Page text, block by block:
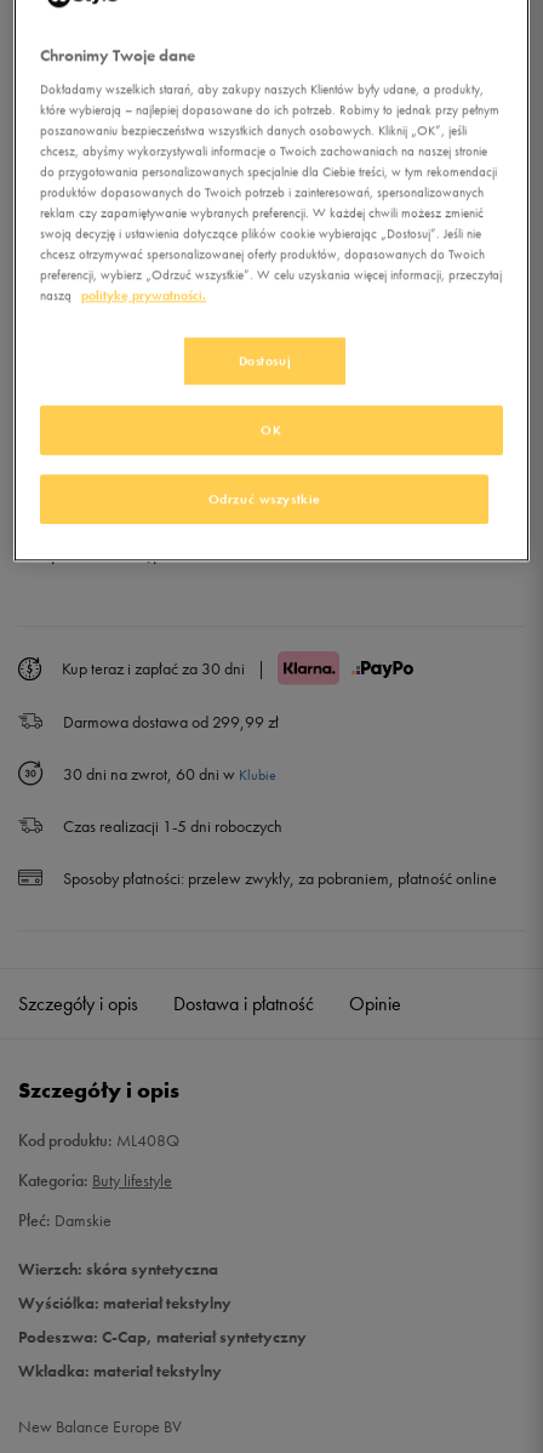
NEW BALANCE ML408
5.0(108)
256,49złz Vat
+ 1350 PKT WKLUBIE 50 STYLE
Kolor:beżowy
38 23,5 cm
38,5 24 cm
39,5 24,5 cm
DODAJ DO KOSZYKA
Kup teraz i zapłać za 30 dni |
Darmowa dostawa od 299,99 zł
30 dni na zwrot, 60 dni w Klubie
Czas realizacji 1-5 dni roboczych
Sposoby płatności: przelew zwykły, za pobraniem, płatność online
Szczegóły i opis Dostawa i płatność Opinie
Szczegóły i opis
Kod produktu: ML408Q
Kategoria: Buty lifestyle
Płeć: Damskie
Wierzch: skóra syntetyczna
Wyściółka: materiał tekstylny
Podeszwa: C-Cap, materiał syntetyczny
Wkładka: materiał tekstylny
New Balance Europe BV
Chronimy Twoje dane
Dokładamy wszelkich starań, aby zakupy naszych Klientów były udane, a produkty,
które wybierają – najlepiej dopasowane do ich potrzeb. Robimy to jednak przy pełnym
poszanowaniu bezpieczeństwa wszystkich danych osobowych. Kliknij „OK”, jeśli
chcesz, abyśmy wykorzystywali informacje o Twoich zachowaniach na naszej stronie
do przygotowania personalizowanych specjalnie dla Ciebie treści, w tym rekomendacji
produktów dopasowanych do Twoich potrzeb i zainteresowań, spersonalizowanych
reklam czy zapamiętywanie wybranych preferencji. W każdej chwili możesz zmienić
swoją decyzję i ustawienia dotyczące plików cookie wybierając „Dostosuj”. Jeśli nie
chcesz otrzymywać spersonalizowanej oferty produktów, dopasowanych do Twoich
preferencji, wybierz „Odrzuć wszystkie”. W celu uzyskania więcej informacji, przeczytaj
naszą
politykę prywatności.
Dostosuj
Odrzuć wszystkie
OK